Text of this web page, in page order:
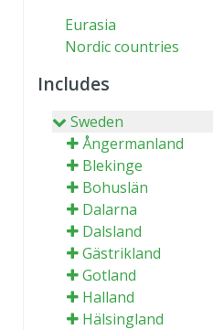
Eurasia
Nordic countries
Includes
Sweden
Ångermanland
Blekinge
Bohuslän
Dalarna
Dalsland
Gästrikland
Gotland
Halland
Hälsingland